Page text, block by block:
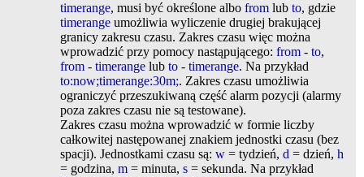
timerange, musi być określone albo from lub to, gdzie
timerange umożliwia wyliczenie drugiej brakującej
granicy zakresu czasu. Zakres czasu więc można
wprowadzić przy pomocy nastąpującego: from - to,
from - timerange lub to - timerange. Na przykład
to:now;timerange:30m;. Zakres czasu umożliwia
ograniczyć przeszukiwaną część alarm pozycji (alarmy
poza zakres czasu nie są testowane).
Zakres czasu można wprowadzić w formie liczby
całkowitej następowanej znakiem jednostki czasu (bez
spacji). Jednostkami czasu są: w = tydzień, d = dzień, h
= godzina, m = minuta, s = sekunda. Na przykład